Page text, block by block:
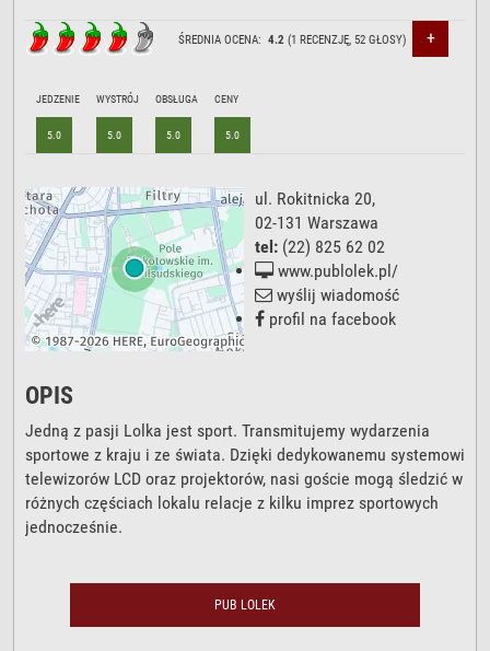
ŚREDNIA OCENA:4.2 (1 RECENZJĘ, 52 GŁOSY) +
JEDZENIE
5.0
WYSTRÓJ
5.0
OBSŁUGA
5.0
CENY
5.0
ul. Rokitnicka 20,
02-131 Warszawa
tel: (22) 825 62 02
www.publolek.pl/
wyślij wiadomość
profil na facebook
OPIS
Jedną z pasji Lolka jest sport. Transmitujemy wydarzenia
sportowe z kraju i ze świata. Dzięki dedykowanemu systemowi
telewizorów LCD oraz projektorów, nasi goście mogą śledzić w
różnych częściach lokalu relacje z kilku imprez sportowych
jednocześnie.
PUB LOLEK